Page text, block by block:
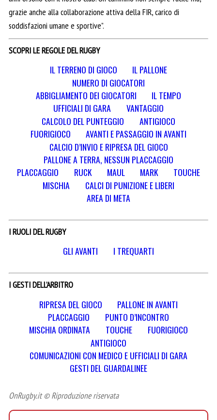
grazie anche alla collaborazione attiva della FIR, carico di
soddisfazioni umane e sportive”.
SCOPRI LE REGOLE DEL RUGBY
IL TERRENO DI GIOCO
IL PALLONE
NUMERO DI GIOCATORI
ABBIGLIAMENTO DEI GIOCATORI
IL TEMPO
UFFICIALI DI GARA
VANTAGGIO
CALCOLO DEL PUNTEGGIO
ANTIGIOCO
FUORIGIOCO
AVANTI E PASSAGGIO IN AVANTI
CALCIO D’INVIO E RIPRESA DEL GIOCO
PALLONE A TERRA, NESSUN PLACCAGGIO
PLACCAGGIO
RUCK MAUL MARK
TOUCHE
MISCHIA
CALCI DI PUNIZIONE E LIBERI
AREA DI META
I RUOLI DEL RUGBY
GLI AVANTI I TREQUARTI
I GESTI DELL’ARBITRO
RIPRESA DEL GIOCO
PALLONE IN AVANTI
PLACCAGGIO
PUNTO D’INCONTRO
MISCHIA ORDINATA
TOUCHE
FUORIGIOCO
ANTIGIOCO
COMUNICAZIONI CON MEDICO E UFFICIALI DI GARA
GESTI DEL GUARDALINEE
OnRugby.it © Riproduzione riservata